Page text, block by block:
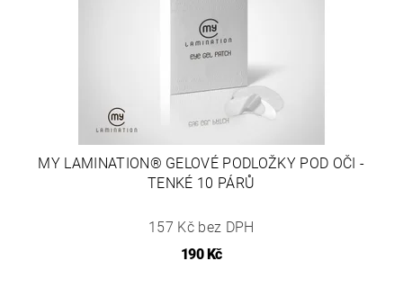
MY LAMINATION® GELOVÉ PODLOŽKY POD OČI -
TENKÉ 10 PÁRŮ
157 Kč bez DPH
190 Kč